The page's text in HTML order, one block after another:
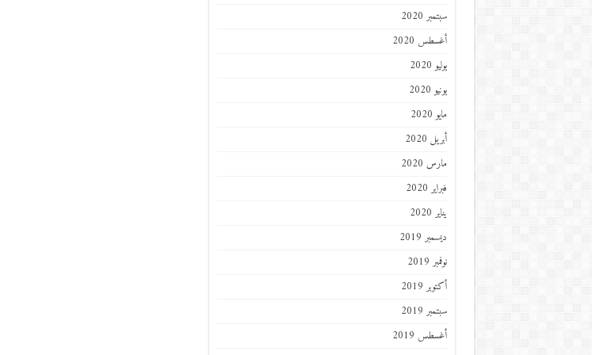
سبتمبر 2020
أغسطس 2020
يوليو 2020
يونيو 2020
مايو 2020
أبريل 2020
مارس 2020
فبراير 2020
يناير 2020
ديسمبر 2019
نوفمبر 2019
أكتوبر 2019
سبتمبر 2019
أغسطس 2019